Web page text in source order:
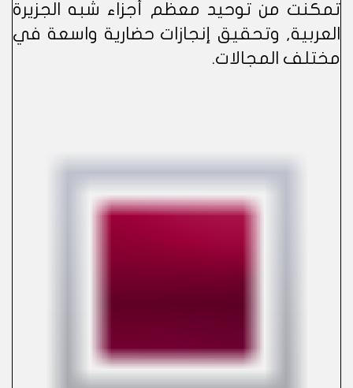
تمكنت من توحيد معظم أجزاء شبه الجزيرة
العربية, وتحقيق إنجازات حضارية واسعة في
مختلف المجالات.​